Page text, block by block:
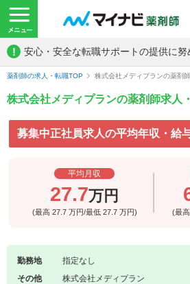
! 安心・安全な転職サポートの提供に努
薬剤師の求人・転職TOP 株式会社メディプランの薬剤
株式会社メディプランの薬剤師求人
募集中正社員求人の平均年収・給
平均月収
27.7万円
(最高 27.7 万円/最低 27.7 万円) (最
勤務地
指定なし
その他
株式会社メディプラン